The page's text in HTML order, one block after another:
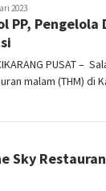
2023
PP,
PUSAT –
malam (THM) di
Sky